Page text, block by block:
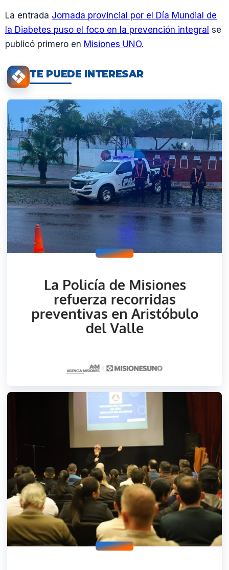
La entrada Jornada provincial por el Día Mundial de
la Diabetes puso el foco en la prevención integral se
publicó primero en Misiones UNO.
TE PUEDE INTERESAR